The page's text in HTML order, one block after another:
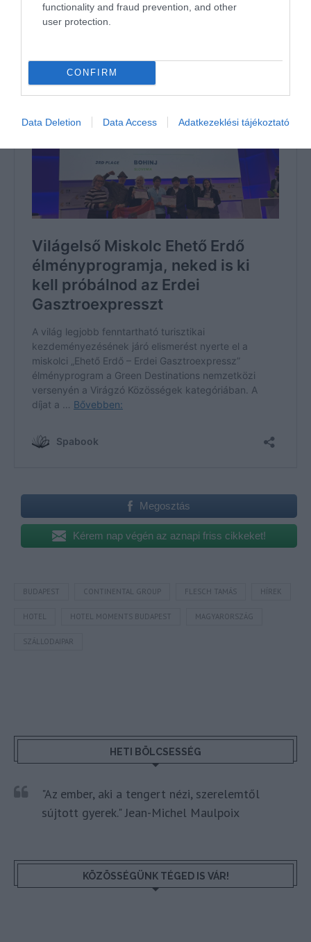
functionality and fraud prevention, and other
user protection.
CONFIRM
Data Deletion Data Access Adatkezeklési tájékoztató
A Tripadvisor a világ egyik legismertebb utazási
helyezése jelentős nemzetközi láthatóságot ad
Budapestnek és a hazai szállodaiparnak.
Megosztás
Kérem nap végén az aznapi friss cikkeket!
BUDAPEST CONTINENTAL GROUP FLESCH TAMÁS HÍREK
HOTEL HOTEL MOMENTS BUDAPEST MAGYARORSZÁG
SZÁLLODAIPAR
HETI BÖLCSESSÉG
"Az ember, aki a tengert nézi, szerelemtől
sújtott gyerek." Jean-Michel Maulpoix
KÖZÖSSÉGÜNK TÉGED IS VÁR!